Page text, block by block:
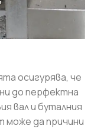
осигурява, че
до перфектна
вал и буталния
може да причини